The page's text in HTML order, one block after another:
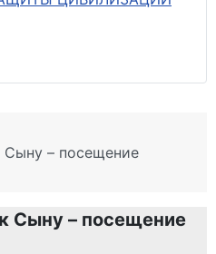
Сыну – посещение
Сыну – посещение